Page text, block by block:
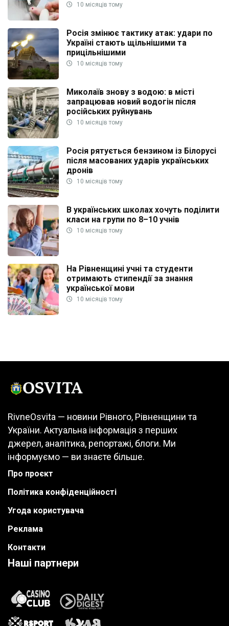
10 місяців тому
Росія змінює тактику атак: удари по
Україні стають щільнішими та
прицільнішими
10 місяців тому
Миколаїв знову з водою: в місті
запрацював новий водогін після
російських руйнувань
10 місяців тому
Росія рятується бензином із Білорусі
після масованих ударів українських
дронів
10 місяців тому
В українських школах хочуть поділити
класи на групи по 8–10 учнів
10 місяців тому
На Рівненщині учні та студенти
отримають стипендії за знання
української мови
10 місяців тому
RivneOsvita — новини Рівного, Рівненщини та
України. Актуальна інформація з перших
джерел, аналітика, репортажі, блоги. Ми
інформуємо — ви знаєте більше.
Про проєкт
Політика конфіденційності
Угода користувача
Реклама
Контакти
Наші партнери